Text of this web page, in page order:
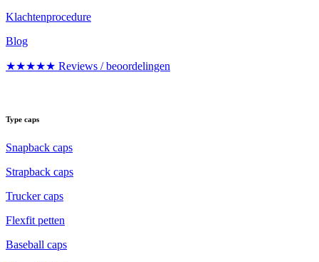
Klachtenprocedure
Blog
★★★★★ Reviews / beoordelingen
Type caps
Snapback caps
Strapback caps
Trucker caps
Flexfit petten
Baseball caps